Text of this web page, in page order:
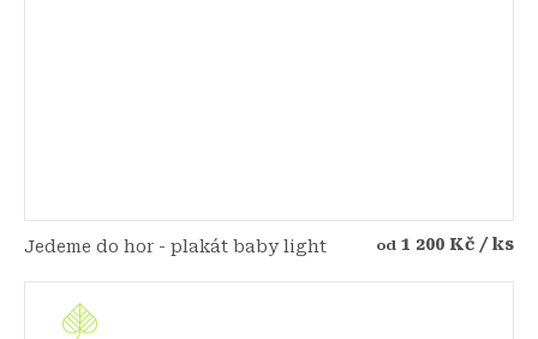
Jedeme do hor - plakát baby light od 1 200 Kč / ks